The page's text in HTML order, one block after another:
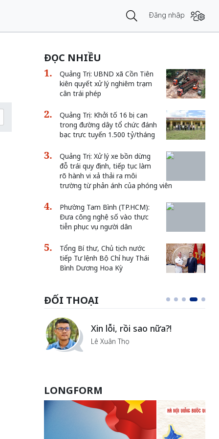
Đăng nhập
ĐỌC NHIỀU
Quảng Trị: UBND xã Cồn Tiên
kiên quyết xử lý nghiêm trạm
cân trái phép
Quảng Trị: Khởi tố 16 bị can
trong đường dây tổ chức đánh
bạc trực tuyến 1.500 tỷ/tháng
Quảng Trị: Xử lý xe bồn dừng
đỗ trái quy định, tiếp tục làm
rõ hành vi xả thải ra môi
trường từ phản ánh của phóng viên
Phường Tam Bình (TP.HCM):
Đưa công nghệ số vào thực
tiễn phục vụ người dân
Tổng Bí thư, Chủ tịch nước
tiếp Tư lệnh Bộ Chỉ huy Thái
Bình Dương Hoa Kỳ
ĐỐI THOẠI
Xin lỗi, rồi sao nữa?!
Lê Xuân Thọ
LONGFORM